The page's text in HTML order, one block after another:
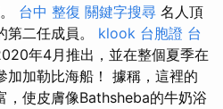
台中 整復 關鍵字搜尋 名人頂
第二任成員。 klook 台胞證 台
年4月推出，並在整個夏季在
加加勒比海船！ 據稱，這裡的
，使皮膚像Bathsheba的牛奶浴